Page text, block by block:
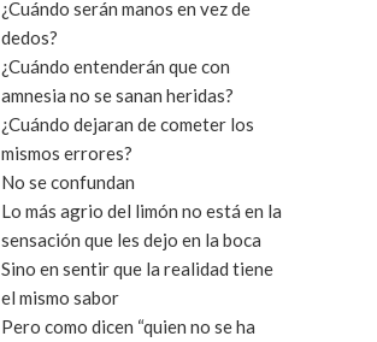
¿Cuándo serán manos en vez de
dedos?
¿Cuándo entenderán que con
amnesia no se sanan heridas?
¿Cuándo dejaran de cometer los
mismos errores?
No se confundan
Lo más agrio del limón no está en la
sensación que les dejo en la boca
Sino en sentir que la realidad tiene
el mismo sabor
Pero como dicen “quien no se ha